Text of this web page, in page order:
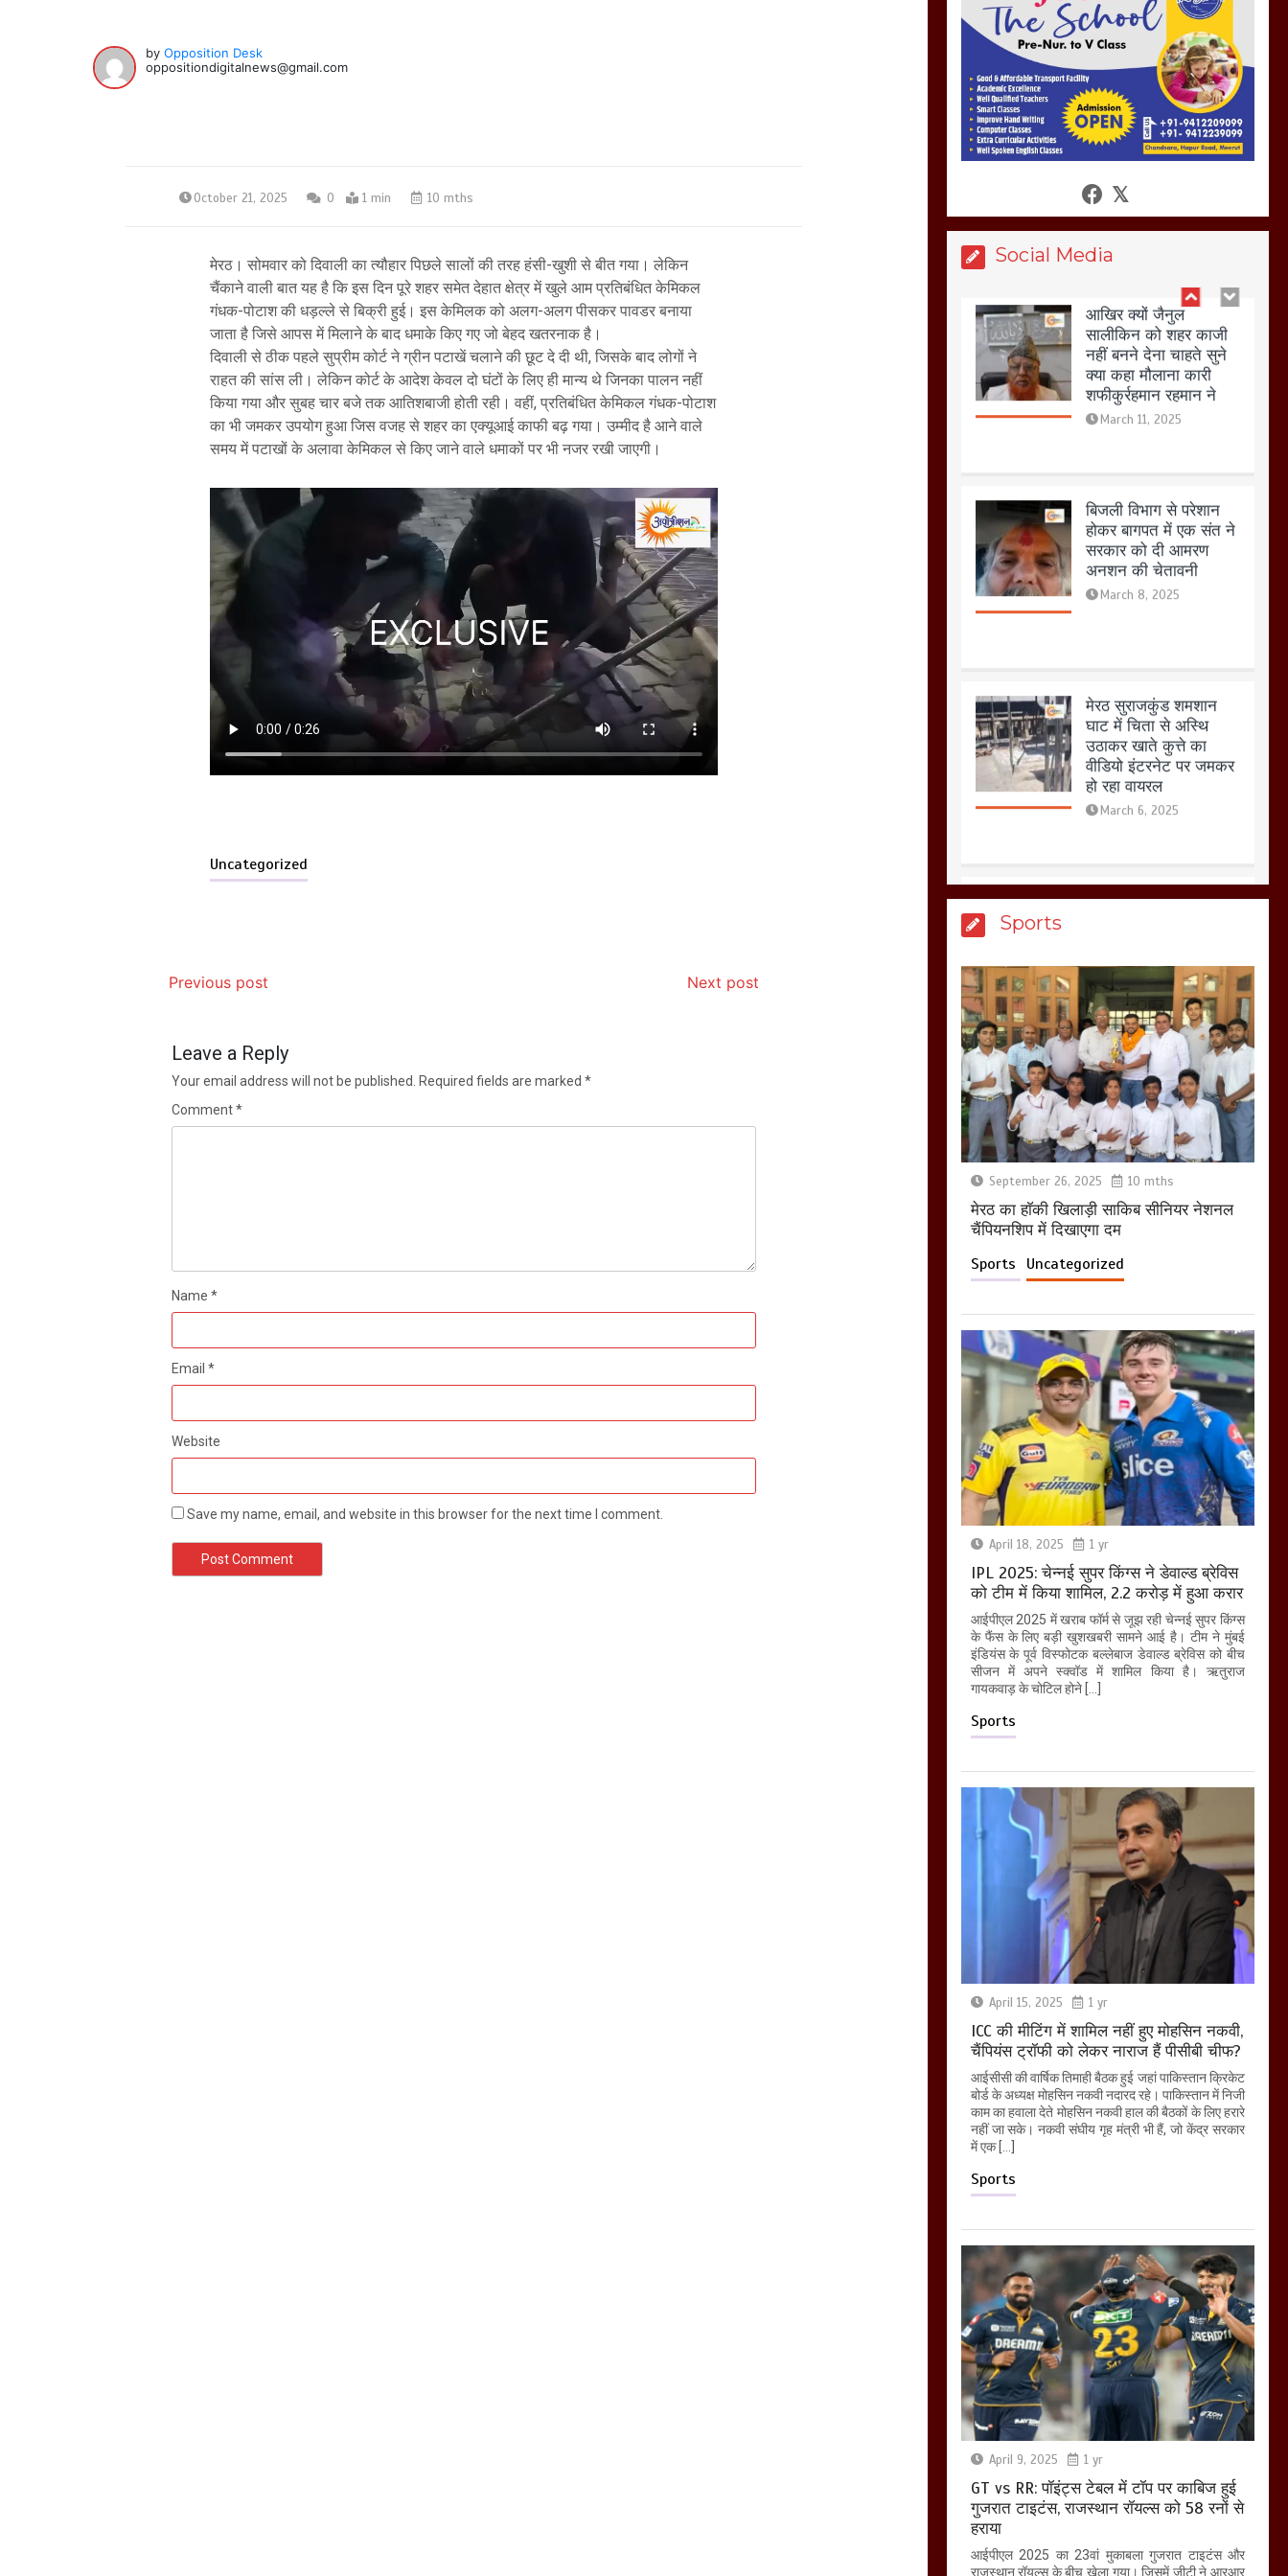
by Opposition Desk
oppositiondigitalnews@gmail.com
October 21, 2025 0 1 min 10 mths
मेरठ। सोमवार को दिवाली का त्यौहार पिछले सालों की तरह हंसी-खुशी से बीत गया। लेकिन
चैंकाने वाली बात यह है कि इस दिन पूरे शहर समेत देहात क्षेत्र में खुले आम प्रतिबंधित केमिकल
गंधक-पोटाश की धड़ल्ले से बिक्री हुई। इस केमिलक को अलग-अलग पीसकर पावडर बनाया
जाता है जिसे आपस में मिलाने के बाद धमाके किए गए जो बेहद खतरनाक है।
दिवाली से ठीक पहले सुप्रीम कोर्ट ने ग्रीन पटाखें चलाने की छूट दे दी थी, जिसके बाद लोगों ने
राहत की सांस ली। लेकिन कोर्ट के आदेश केवल दो घंटों के लिए ही मान्य थे जिनका पालन नहीं
किया गया और सुबह चार बजे तक आतिशबाजी होती रही। वहीं, प्रतिबंधित केमिकल गंधक-पोटाश
का भी जमकर उपयोग हुआ जिस वजह से शहर का एक्यूआई काफी बढ़ गया। उम्मीद है आने वाले
समय में पटाखों के अलावा केमिकल से किए जाने वाले धमाकों पर भी नजर रखी जाएगी।
Uncategorized
Previous post Next post
Leave a Reply
Your email address will not be published. Required fields are marked *
Comment*
Name *
Email *
Website
Save my name, email, and website in this browser for the next time I comment.
Social Media
अगर रखी गई होली तो होगा
खून खराबा,
March 11, 2025
आखिर क्यों जैनुल
सालीकिन को शहर काजी
नहीं बनने देना चाहते सुने
क्या कहा मौलाना कारी
शफीकुर्रहमान रहमान ने
March 11, 2025
बिजली विभाग से परेशान
होकर बागपत में एक संत ने
सरकार को दी आमरण
अनशन की चेतावनी
March 8, 2025
मेरठ सुराजकुंड शमशान
घाट में चिता से अस्थि
उठाकर खाते कुत्ते का
वीडियो इंटरनेट पर जमकर
हो रहा वायरल
होलिका रखने पर लात मार
कर होलिका को किया तहस
नहस,मोहल्ले वालों के साथ
की गई गाली गलोच ,कहा
अगर रखी गई होली तो होगा
खून खराबा,
क्या कहा मौलाना कारी
शफीकुर्रहमान रहमान ने
March 11, 2025
बिजली विभाग से परेशान
होकर बागपत में एक संत ने
सरकार को दी आमरण
अनशन की चेतावनी
March 8, 2025
Sports
September 26, 2025 10 mths
मेरठ का हाॅकी खिलाड़ी साकिब सीनियर नेशनल
चैंपियनशिप में दिखाएगा दम
Sports Uncategorized
April 18, 2025 1 yr
IPL 2025: चेन्नई सुपर किंग्स ने डेवाल्ड ब्रेविस
को टीम में किया शामिल, 2.2 करोड़ में हुआ करार
आईपीएल 2025 में खराब फॉर्म से जूझ रही चेन्नई सुपर किंग्स
के फैंस के लिए बड़ी खुशखबरी सामने आई है। टीम ने मुंबई
इंडियंस के पूर्व विस्फोटक बल्लेबाज डेवाल्ड ब्रेविस को बीच
सीजन में अपने स्क्वॉड में शामिल किया है। ऋतुराज
गायकवाड़ के चोटिल होने […]
Sports
April 15, 2025 1 yr
ICC की मीटिंग में शामिल नहीं हुए मोहसिन नकवी,
चैंपियंस ट्रॉफी को लेकर नाराज हैं पीसीबी चीफ?
आईसीसी की वार्षिक तिमाही बैठक हुई जहां पाकिस्तान क्रिकेट
बोर्ड के अध्यक्ष मोहसिन नकवी नदारद रहे। पाकिस्तान में निजी
काम का हवाला देते मोहसिन नकवी हाल की बैठकों के लिए हरारे
नहीं जा सके। नकवी संघीय गृह मंत्री भी हैं, जो केंद्र सरकार
में एक […]
Sports
April 9, 2025 1 yr
GT vs RR: पॉइंट्स टेबल में टॉप पर काबिज हुई
गुजरात टाइटंस, राजस्थान रॉयल्स को 58 रनों से
हराया
आईपीएल 2025 का 23वां मुकाबला गुजरात टाइटंस और
राजस्थान रॉयल्स के बीच खेला गया। जिसमें जीटी ने आरआर